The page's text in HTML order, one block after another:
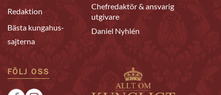
Redaktion
Bästa kungahus-
sajterna
Chefredaktör & ansvarig
utgivare
Daniel Nyhlén
FÖLJ OSS